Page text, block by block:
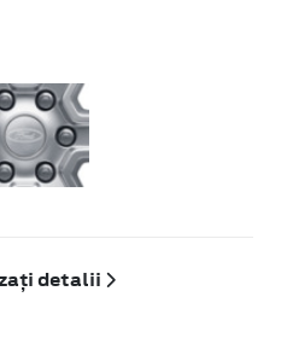
detalii